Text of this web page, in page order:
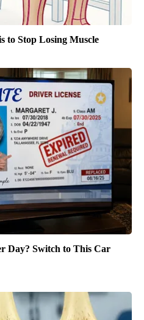
to Stop Losing Muscle
Day? Switch to This Car